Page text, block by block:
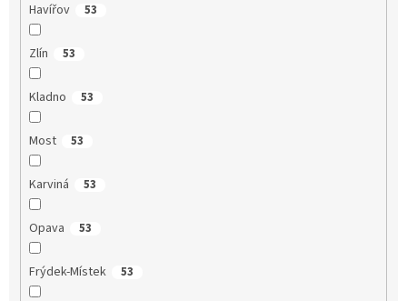
Havířov 53
Zlín 53
Kladno 53
Most 53
Karviná 53
Opava 53
Frýdek-Místek 53